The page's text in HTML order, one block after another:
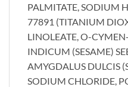
PALMITATE, SODIUM
77891 (TITANIUM
LINOLEATE, O-
INDICUM (SESAME)
AMYGDALUS DULCIS
SODIUM CHLORIDE,